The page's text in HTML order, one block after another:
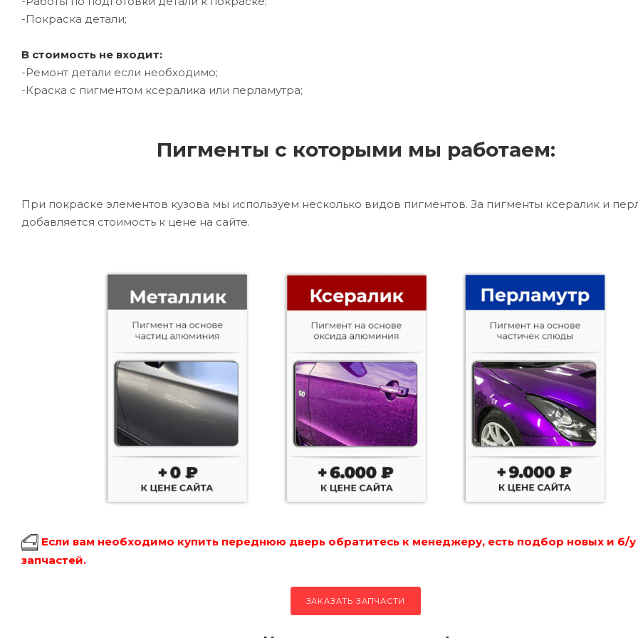
-Покраска детали;
В стоимость не входит:
-Ремонт детали если необходимо;
-Краска с пигментом ксералика или перламутра;
Пигменты с которыми мы работаем:
При покраске элементов кузова мы используем несколько видов пигментов. За пигменты ксералик и
добавляется стоимость к цене на сайте.
Если вам необходимо купить переднюю дверь обратитесь к менеджеру, есть подбор новых и б/у
запчастей.
ЗАКАЗАТЬ ЗАПЧАСТИ